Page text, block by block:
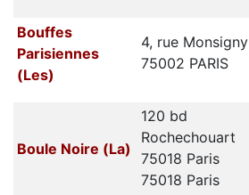
Bouffes
Parisiennes
(Les)
4, rue Monsigny
75002 PARIS
Boule Noire (La)
120 bd
Rochechouart
75018 Paris
75018 Paris